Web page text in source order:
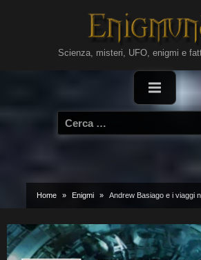
Scienza, misteri, UFO, enigmi e
Ricerca
per:
Home Enigmi Andrew Basiago e i viaggi